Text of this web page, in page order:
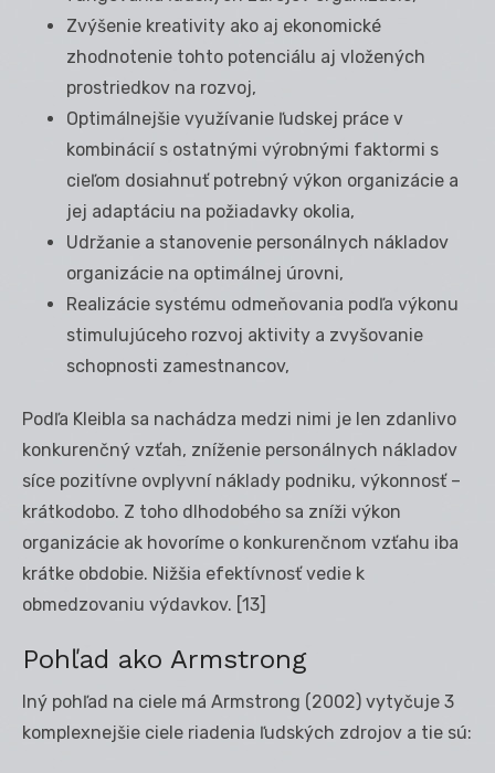
Zvýšenie kreativity ako aj ekonomické
zhodnotenie tohto potenciálu aj vložených
prostriedkov na rozvoj,
Optimálnejšie využívanie ľudskej práce v
kombinácií s ostatnými výrobnými faktormi s
cieľom dosiahnuť potrebný výkon organizácie a
jej adaptáciu na požiadavky okolia,
Udržanie a stanovenie personálnych nákladov
organizácie na optimálnej úrovni,
Realizácie systému odmeňovania podľa výkonu
stimulujúceho rozvoj aktivity a zvyšovanie
schopnosti zamestnancov,
Podľa Kleibla sa nachádza medzi nimi je len zdanlivo
konkurenčný vzťah, zníženie personálnych nákladov
síce pozitívne ovplyvní náklady podniku, výkonnosť –
krátkodobo. Z toho dlhodobého sa zníži výkon
organizácie ak hovoríme o konkurenčnom vzťahu iba
krátke obdobie. Nižšia efektívnosť vedie k
obmedzovaniu výdavkov. [13]
Pohľad ako Armstrong
Iný pohľad na ciele má Armstrong (2002) vytyčuje 3
komplexnejšie ciele riadenia ľudských zdrojov a tie sú: